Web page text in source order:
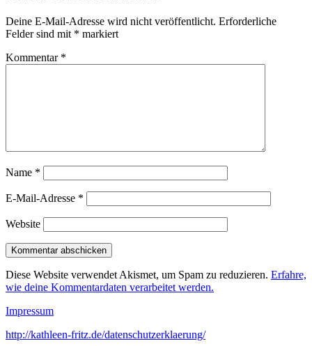
Deine E-Mail-Adresse wird nicht veröffentlicht. Erforderliche
Felder sind mit * markiert
Kommentar *
Name *
E-Mail-Adresse *
Website
Diese Website verwendet Akismet, um Spam zu reduzieren. Erfahre,
wie deine Kommentardaten verarbeitet werden.
Impressum
http://kathleen-fritz.de/datenschutzerklaerung/